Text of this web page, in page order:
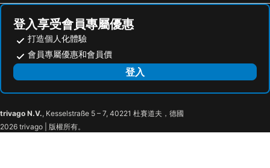
登入享受會員專屬優惠
打造個人化體驗
會員專屬優惠和會員價
登入
trivago N.V., Kesselstraße 5 – 7, 40221 杜賽道夫，德國
2026 trivago | 版權所有。